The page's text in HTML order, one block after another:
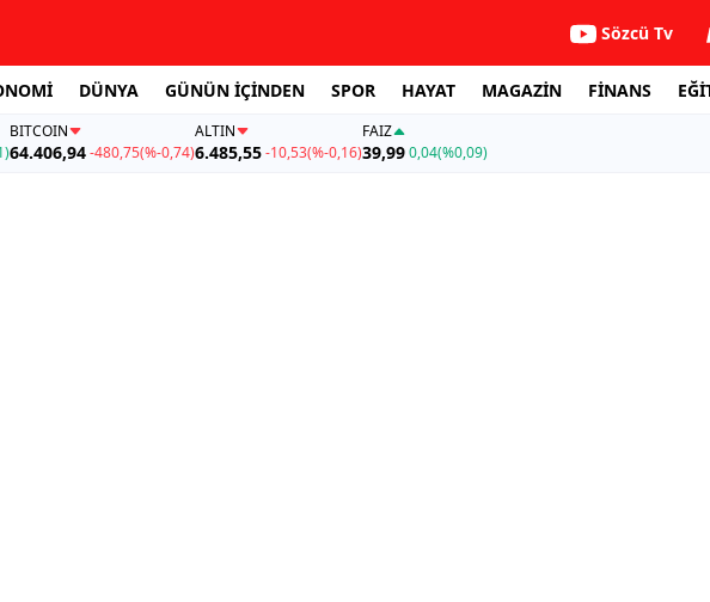
Sözcü Tv
DÜNYA GÜNÜN İÇİNDEN SPOR HAYAT MAGAZİN FİNANS
BITCOIN
64.406,94-480,75(%-0,74)
ALTIN
6.485,55-10,53(%-0,16)
FAİZ
39,990,04(%0,09)